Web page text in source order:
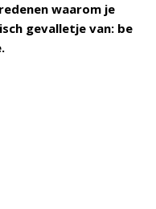
waarom je
gevalletje van: be